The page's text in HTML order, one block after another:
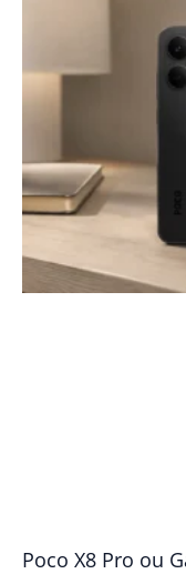
Poco X8 Pro ou